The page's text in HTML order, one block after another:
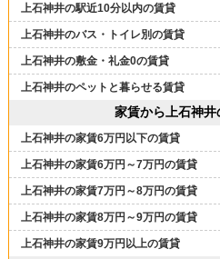
上石神井の駅近10分以内の賃貸
上石神井のバス・トイレ別の賃貸
上石神井の敷金・礼金0の賃貸
上石神井のペットと暮らせる賃貸
家賃から上石神
上石神井の家賃6万円以下の賃貸
上石神井の家賃6万円～7万円の賃貸
上石神井の家賃7万円～8万円の賃貸
上石神井の家賃8万円～9万円の賃貸
上石神井の家賃9万円以上の賃貸